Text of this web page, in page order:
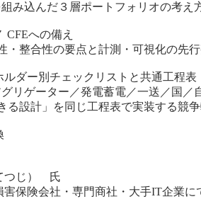
み込んだ３層ポートフォリオの考え
CFEへの備え
整合性の要点と計測・可視化の先
ルダー別チェックリストと共通工程表
リゲーター／発電蓄電／一送／国／
設計」を同じ工程表で実装する競
つじ） 氏
害保険会社・専門商社・大手IT企業